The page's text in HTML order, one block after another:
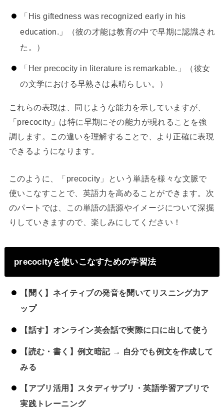
「His giftedness was recognized early in his
education.」（彼の才能は教育の中で早期に認識され
た。）
「Her precocity in literature is remarkable.」（彼女
の文学における早熟さは素晴らしい。）
これらの表現は、同じような能力を示していますが、
「precocity」は特に早期にその能力が現れることを強
調します。この違いを理解することで、より正確に表現
できるようになります。
このように、「precocity」という単語を様々な文脈で
使いこなすことで、英語力を高めることができます。次
のパートでは、この単語の語源やイメージについて深掘
りしていきますので、楽しみにしてください！
precocityを使いこなすための学習法
【聞く】ネイティブの発音を聞いてリスニング力ア
ップ
【話す】オンライン英会話で実際に口に出して使う
【読む・書く】例文暗記 → 自分でも例文を作成して
みる
【アプリ活用】スタディサプリ・英語学習アプリで
実践トレーニング